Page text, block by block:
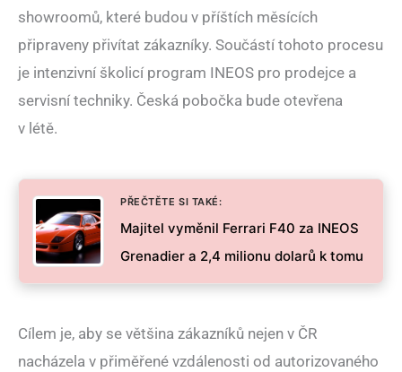
showroomů, které budou v příštích měsících
připraveny přivítat zákazníky. Součástí tohoto procesu
je intenzivní školicí program INEOS pro prodejce a
servisní techniky. Česká pobočka bude otevřena
v létě.
PŘEČTĚTE SI TAKÉ:
Majitel vyměnil Ferrari F40 za INEOS
Grenadier a 2,4 milionu dolarů k tomu
Cílem je, aby se většina zákazníků nejen v ČR
nacházela v přiměřené vzdálenosti od autorizovaného